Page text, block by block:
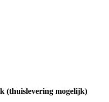
(thuislevering mogelijk)